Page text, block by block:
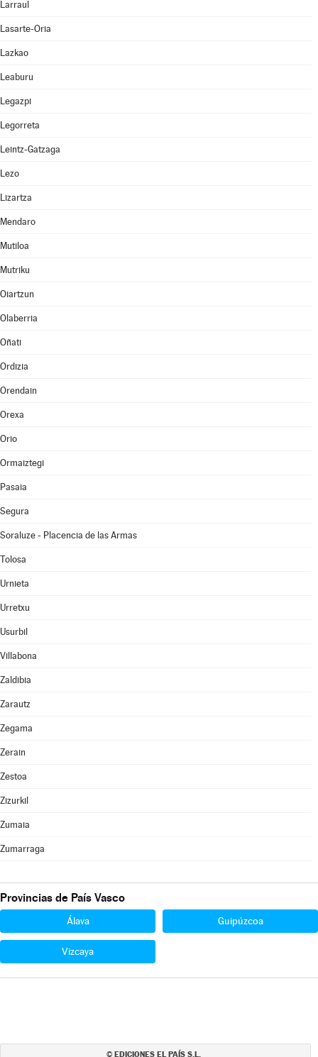
Larraul
Lasarte-Oria
Lazkao
Leaburu
Legazpi
Legorreta
Leintz-Gatzaga
Lezo
Lizartza
Mendaro
Mutiloa
Mutriku
Oiartzun
Olaberria
Oñati
Ordizia
Orendain
Orexa
Orio
Ormaiztegi
Pasaia
Segura
Soraluze - Placencia de las Armas
Tolosa
Urnieta
Urretxu
Usurbil
Villabona
Zaldibia
Zarautz
Zegama
Zerain
Zestoa
Zizurkil
Zumaia
Zumarraga
Provincias de País Vasco
Álava Guipúzcoa
Vizcaya
© EDICIONES EL PAÍS S.L.